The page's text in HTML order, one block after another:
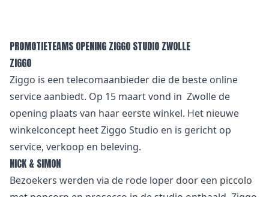
PROMOTIETEAMS OPENING ZIGGO STUDIO ZWOLLE
ZIGGO
Ziggo is een telecomaanbieder die de beste online
service aanbiedt. Op 15 maart vond in Zwolle de
opening plaats van haar eerste winkel. Het nieuwe
winkelconcept heet Ziggo Studio en is gericht op
service, verkoop en beleving.
NICK & SIMON
Bezoekers werden via de rode loper door een piccolo